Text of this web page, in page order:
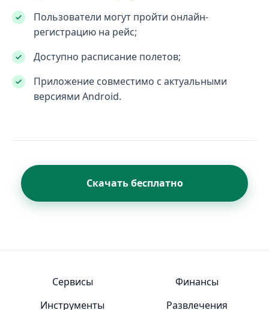
Пользователи могут пройти онлайн-
регистрацию на рейс;
Доступно расписание полетов;
Приложение совместимо с актуальными
версиями Android.
Скачать бесплатно
Сервисы
Финансы
Инструменты
Развлечения